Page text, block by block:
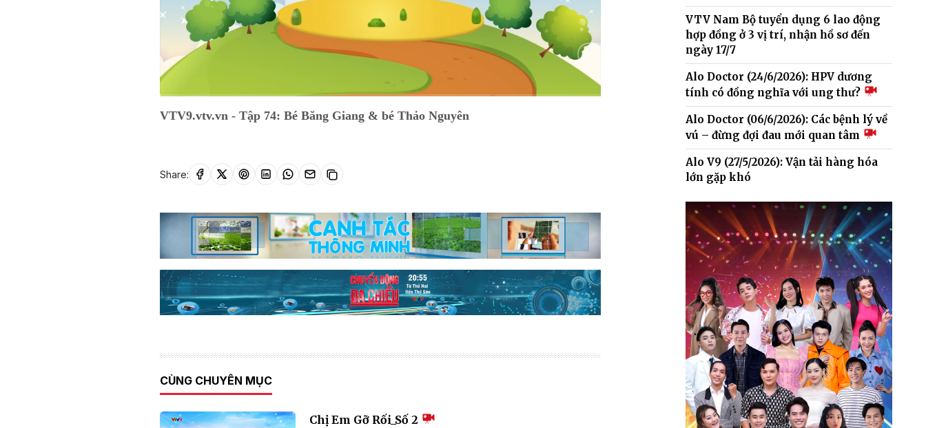
VTV9.vtv.vn - Tập 74: Bé Băng Giang & bé Thảo Nguyên
Share:
CÙNG CHUYÊN MỤC
Chị Em Gỡ Rối_Số 2
VTV Nam Bộ tuyển dụng 6 lao động
hợp đồng ở 3 vị trí, nhận hồ sơ đến
ngày 17/7
Alo Doctor (24/6/2026): HPV dương
tính có đồng nghĩa với ung thư?
Alo Doctor (06/6/2026): Các bệnh lý về
vú – đừng đợi đau mới quan tâm
Alo V9 (27/5/2026): Vận tải hàng hóa
lớn gặp khó